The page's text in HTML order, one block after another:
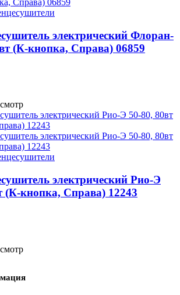
электрический Флоран-
(К-кнопка, Справа) 06859
электрический Рио-Э
(К-кнопка, Справа) 12243